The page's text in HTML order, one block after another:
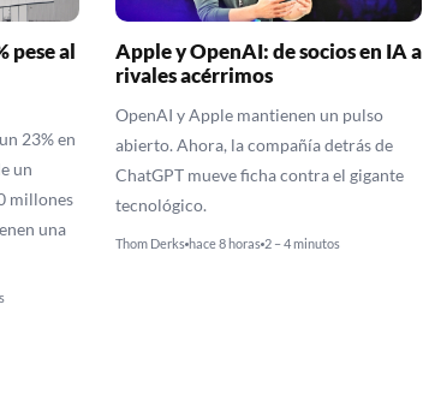
pese al
23% en
un
millones
una
Apple y OpenAI: de socios en IA a
rivales acérrimos
OpenAI y Apple mantienen un pulso
abierto. Ahora, la compañía detrás de
ChatGPT mueve ficha contra el gigante
tecnológico.
Thom Derks hace 8 horas 2 – 4 minutos